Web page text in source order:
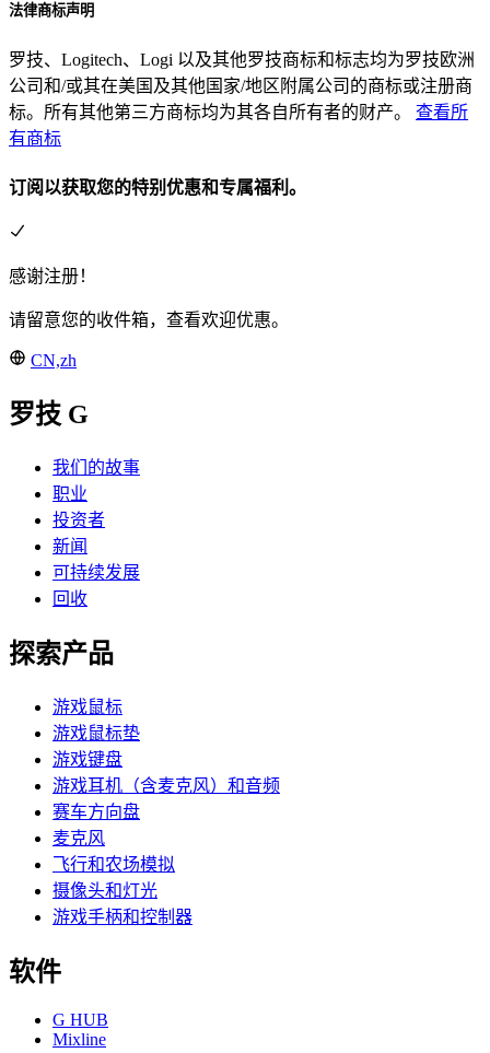
法律商标声明
罗技、Logitech、Logi 以及其他罗技商标和标志均为罗技欧洲
公司和/或其在美国及其他国家/地区附属公司的商标或注册商
标。所有其他第三方商标均为其各自所有者的财产。 查看所
有商标
订阅以获取您的特别优惠和专属福利。
感谢注册！
请留意您的收件箱，查看欢迎优惠。
CN,zh
罗技 G
我们的故事
职业
投资者
新闻
可持续发展
回收
探索产品
游戏鼠标
游戏鼠标垫
游戏键盘
游戏耳机（含麦克风）和音频
赛车方向盘
麦克风
飞行和农场模拟
摄像头和灯光
游戏手柄和控制器
软件
G HUB
Mixline